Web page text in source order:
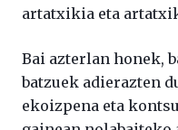
artatxikia eta
Bai azterlan honek,
batzuek adierazten
ekoizpena eta